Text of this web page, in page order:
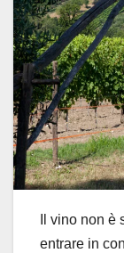
Il vino non
entrare in